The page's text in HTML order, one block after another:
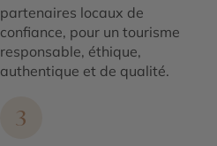
partenaires locaux de
confiance, pour un tourisme
responsable, éthique,
authentique et de qualité.
3